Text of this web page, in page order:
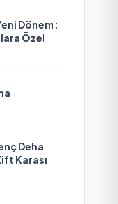
Dönem:
Özel
Deha
Karası